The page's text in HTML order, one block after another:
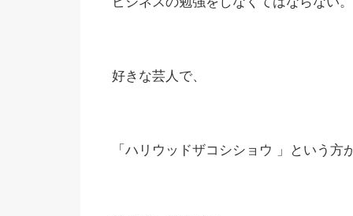
好きな芸人で、
「ハリウッドザコシショウ 」という方